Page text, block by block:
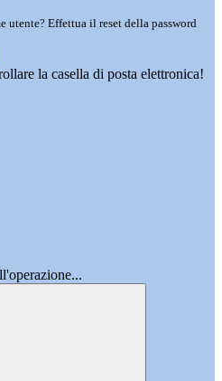
utente? Effettua il reset della password
la casella di posta elettronica!